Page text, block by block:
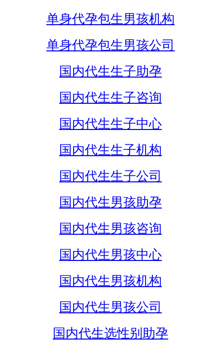
单身代孕包生男孩机构
单身代孕包生男孩公司
国内代生生子助孕
国内代生生子咨询
国内代生生子中心
国内代生生子机构
国内代生生子公司
国内代生男孩助孕
国内代生男孩咨询
国内代生男孩中心
国内代生男孩机构
国内代生男孩公司
国内代生选性别助孕